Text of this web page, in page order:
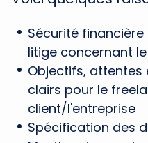
Sécurité
litige concernant
Objectifs,
clairs pour le
client/l'entreprise
Spécification des